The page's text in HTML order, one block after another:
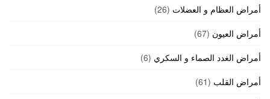
أمراض العظام و العضلات (26)
أمراض العيون (67)
أمراض الغدد الصماء و السكري (6)
أمراض القلب (61)